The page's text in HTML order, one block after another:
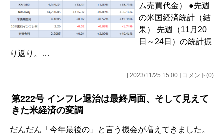
ム売買代金） ●先週
の米国経済統計（結
果） 先週（11月20
日～24日）の統計振
り返り。…
[ 2023/11/25 15:00 ] コメント(0)
第222号 インフレ退治は最終局面、そして見えて
きた米経済の変調
だんだん「今年最後の」と言う機会が増えてきました。